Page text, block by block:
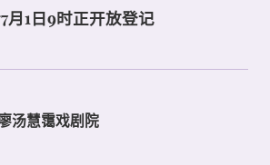
月1日9时正开放登记
汤慧霭戏剧院